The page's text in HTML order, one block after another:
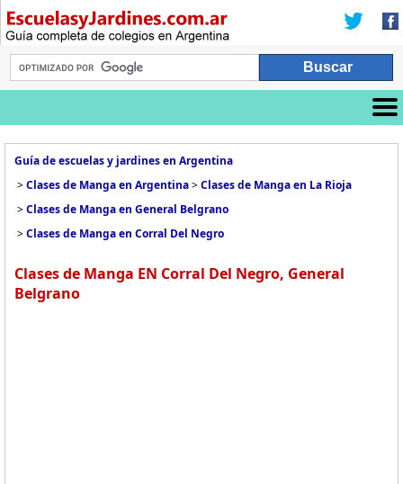
Guía de escuelas y jardines en Argentina
>Clases de Manga en Argentina>Clases de Manga en La Rioja
>Clases de Manga en General Belgrano
>Clases de Manga en Corral Del Negro
Clases de Manga EN Corral Del Negro, General
Belgrano